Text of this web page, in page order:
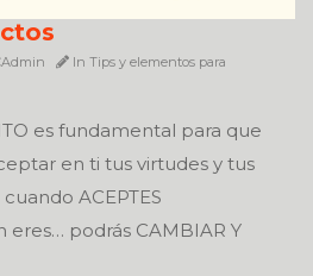
In Tips y elementos para
es fundamental para que
en ti tus virtudes y tus
ACEPTES
podrás CAMBIAR Y